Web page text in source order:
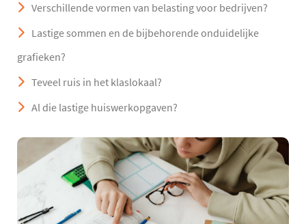
Verschillende vormen van belasting voor bedrijven?
Lastige sommen en de bijbehorende onduidelijke
grafieken?
Teveel ruis in het klaslokaal?
Al die lastige huiswerkopgaven?